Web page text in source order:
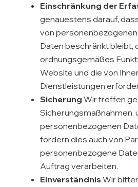
Einschränkung der
genauestens darauf,
von
Daten beschränkt bleibt,
ordnungsgemäßes
Website und die von
Dienstleistungen
Sicherung Wir treffen
Sicherungsmaßnahmen,
personenbezogenen
fordern dies auch von
personenbezogene
Auftrag verarbeiten.
EinverständnisWir